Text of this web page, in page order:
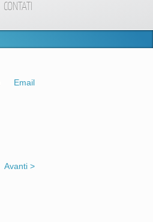
CONTATI
Email
Avanti >